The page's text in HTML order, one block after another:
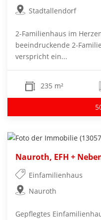
Stadtallendorf
2-Familienhaus im
beeindruckende 2-
verspricht ein...
235 m²
Nauroth, EFH +
Einfamilienhaus
Nauroth
Gepflegtes